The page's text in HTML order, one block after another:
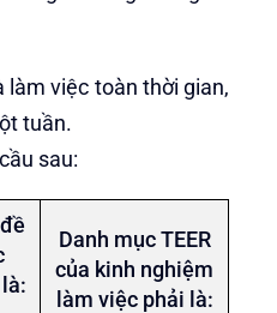
việc toàn thời gian,
tuần.
sau:
Danh mục TEER
của kinh nghiệm
làm việc phải là: